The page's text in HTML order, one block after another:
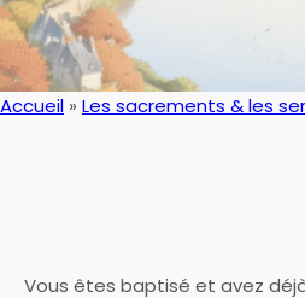
Accueil » Les sacrements & les
Vous êtes baptisé et avez déjà